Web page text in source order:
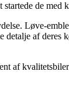
de
Løve-
af
af